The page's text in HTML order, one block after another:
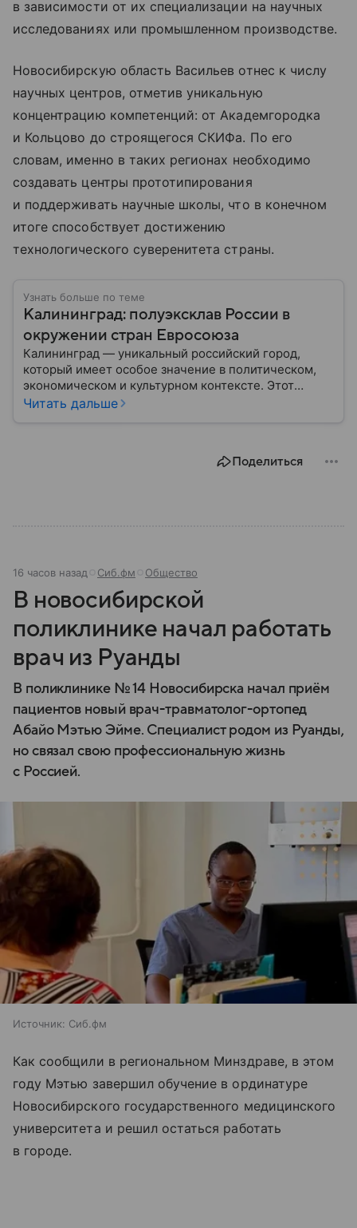
в зависимости от их специализации на научных
исследованиях или промышленном производстве.
Новосибирскую область Васильев отнес к числу
научных центров, отметив уникальную
концентрацию компетенций: от Академгородка
и Кольцово до строящегося СКИФа. По его
словам, именно в таких регионах необходимо
создавать центры прототипирования
и поддерживать научные школы, что в конечном
итоге способствует достижению
технологического суверенитета страны.
Узнать больше по теме
Калининград: полуэксклав России в
окружении стран Евросоюза
Калининград — уникальный российский город,
который имеет особое значение в политическом,
экономическом и культурном контексте. Этот
город, расположенный в самом сердце Европы,
Читать дальше
Поделиться
16 часов назад Сиб.фм Общество
В новосибирской
поликлинике начал работать
врач из Руанды
В поликлинике № 14 Новосибирска начал приём
пациентов новый врач-травматолог-ортопед
Абайо Мэтью Эйме. Специалист родом из Руанды,
но связал свою профессиональную жизнь
с Россией.
Источник: Сиб.фм
Как сообщили в региональном Минздраве, в этом
году Мэтью завершил обучение в ординатуре
Новосибирского государственного медицинского
университета и решил остаться работать
в городе.